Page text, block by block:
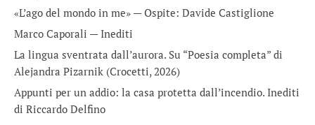
«L’ago del mondo in me» — Ospite: Davide Castiglione
Marco Caporali — Inediti
La lingua sventrata dall’aurora. Su “Poesia completa” di
Alejandra Pizarnik (Crocetti, 2026)
Appunti per un addio: la casa protetta dall’incendio. Inediti
di Riccardo Delfino